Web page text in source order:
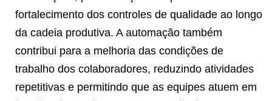
fortalecimento dos controles de qualidade ao longo
da cadeia produtiva. A automação também
contribui para a melhoria das condições de
trabalho dos colaboradores, reduzindo atividades
repetitivas e permitindo que as equipes atuem em